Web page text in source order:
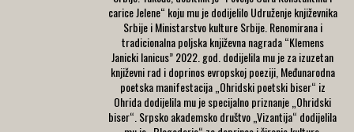
carice Jelene“ koju mu je dodijelilo Udruženje književnika
Srbije i Ministarstvo kulture Srbije. Renomirana i
tradicionalna poljska književna nagrada “Klemens
Janicki Ianicus” 2022. god. dodijelila mu je za izuzetan
književni rad i doprinos evropskoj poeziji, Međunarodna
poetska manifestacija „Ohridski poetski biser“ iz
Ohrida dodijelila mu je specijalno priznanje „Ohridski
biser“. Srpsko akademsko društvo „Vizantija“ dodijelila